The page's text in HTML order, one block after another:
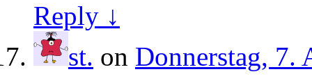
Reply ↓
st. on Donnerstag, 7.